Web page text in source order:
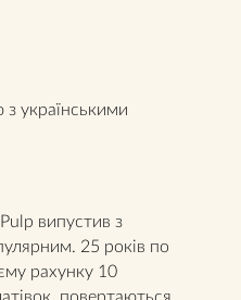
з українськими
випустив з
25 років по
рахунку 10
повертаються